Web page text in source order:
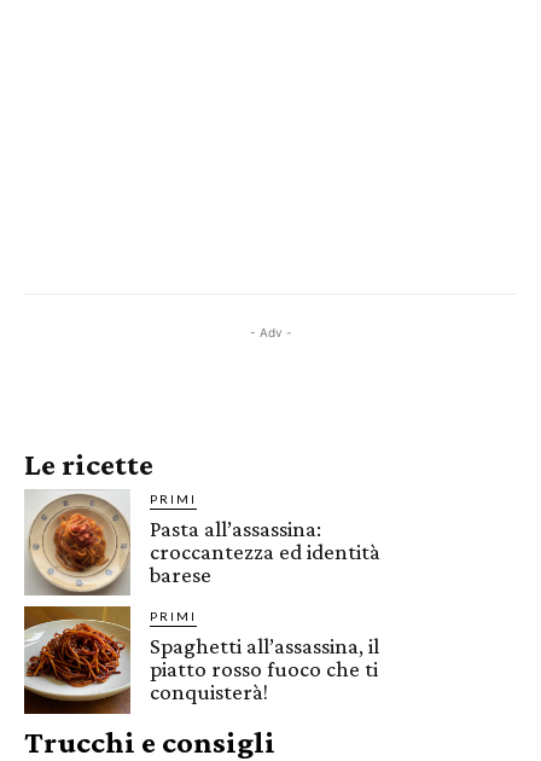
- Adv -
Le ricette
PRIMI
Pasta all’assassina:
croccantezza ed identità
barese
PRIMI
Spaghetti all’assassina, il
piatto rosso fuoco che ti
conquisterà!
Trucchi e consigli